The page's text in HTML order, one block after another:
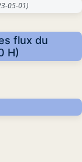
05-01)
flux du
H)